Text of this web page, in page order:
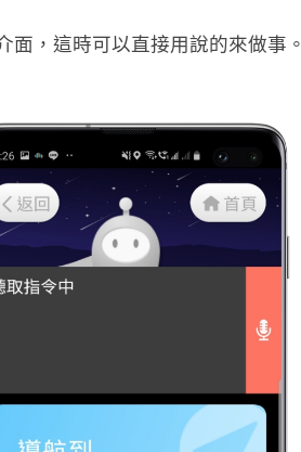
面，這時可以直接用說的來做事。